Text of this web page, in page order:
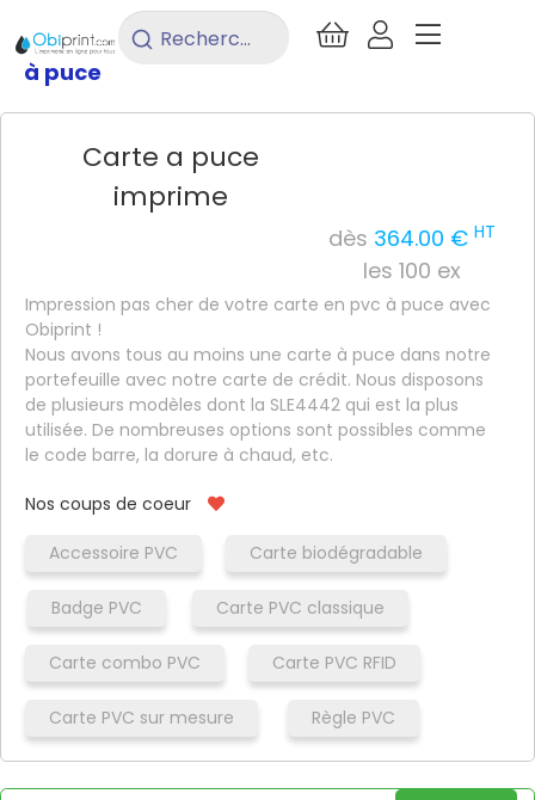
Rechercher
/ Imprimerie / Carterie / Carte PVC
à puce
Carte a puce
imprime
dès 364.00 € HT
les 100 ex
Impression pas cher de votre carte en pvc à puce avec
Obiprint !
Nous avons tous au moins une carte à puce dans notre
portefeuille avec notre carte de crédit. Nous disposons
de plusieurs modèles dont la SLE4442 qui est la plus
utilisée. De nombreuses options sont possibles comme
le code barre, la dorure à chaud, etc.
Nos coups de coeur
Accessoire PVC Carte biodégradable
Badge PVC Carte PVC classique
Carte combo PVC Carte PVC RFID
Carte PVC sur mesure Règle PVC